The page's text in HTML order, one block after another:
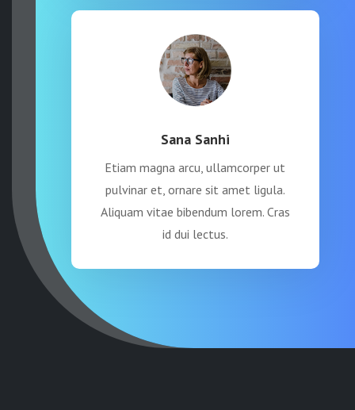
Sana Sanhi
Etiam magna arcu, ullamcorper ut
pulvinar et, ornare sit amet ligula.
Aliquam vitae bibendum lorem. Cras
id dui lectus.